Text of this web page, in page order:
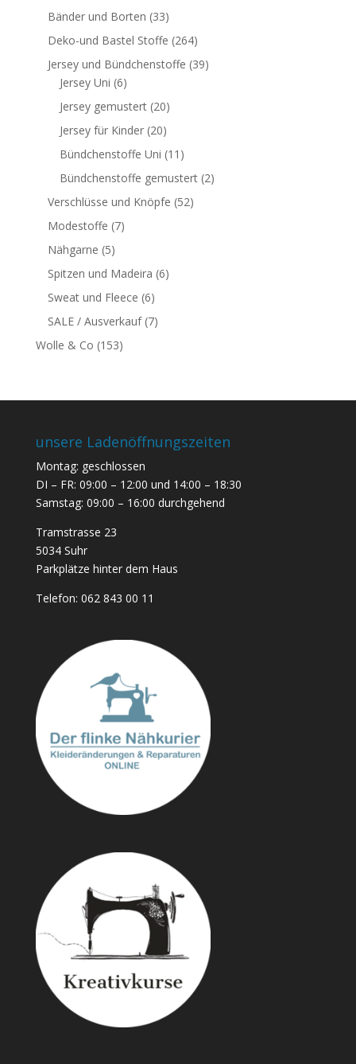
Bänder und Borten (33)
Deko-und Bastel Stoffe (264)
Jersey und Bündchenstoffe (39)
Jersey Uni (6)
Jersey gemustert (20)
Jersey für Kinder (20)
Bündchenstoffe Uni (11)
Bündchenstoffe gemustert (2)
Verschlüsse und Knöpfe (52)
Modestoffe (7)
Nähgarne (5)
Spitzen und Madeira (6)
Sweat und Fleece (6)
SALE / Ausverkauf (7)
Wolle & Co (153)
unsere Ladenöffnungszeiten
Montag: geschlossen
DI – FR: 09:00 – 12:00 und 14:00 – 18:30
Samstag: 09:00 – 16:00 durchgehend
Tramstrasse 23
5034 Suhr
Parkplätze hinter dem Haus
Telefon: 062 843 00 11